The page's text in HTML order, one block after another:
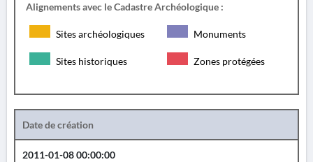
Alignements avec le Cadastre Archéologique :
Sites archéologiques Monuments
Sites historiques Zones protégées
Date de création
2011-01-08 00:00:00